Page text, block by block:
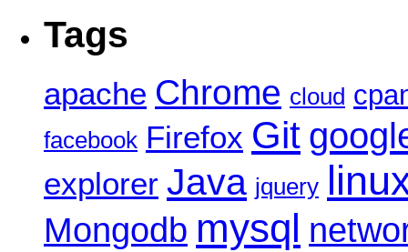
Tags
apache Chrome cloud
facebook Firefox Git
explorer Java jquery
Mongodb mysql